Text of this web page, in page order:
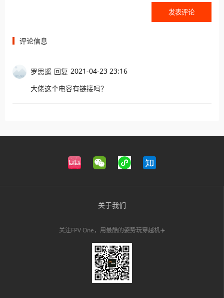
评论信息
罗思遥 回复 2021-04-23 23:16
大佬这个电容有链接吗？
关于我们
关注FPV One，用最酷的姿势玩穿越机✈️